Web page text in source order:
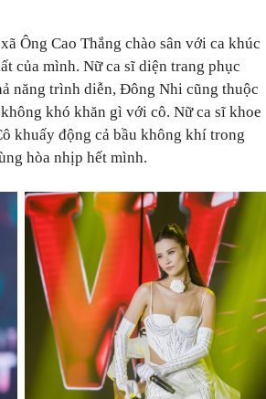
Ông Cao Thắng chào sân với ca khúc
của mình. Nữ ca sĩ diện trang phục
năng trình diễn, Đông Nhi cũng thuộc
khó khăn gì với cô. Nữ ca sĩ khoe
khuấy động cả bầu không khí trong
hòa nhịp hết mình.